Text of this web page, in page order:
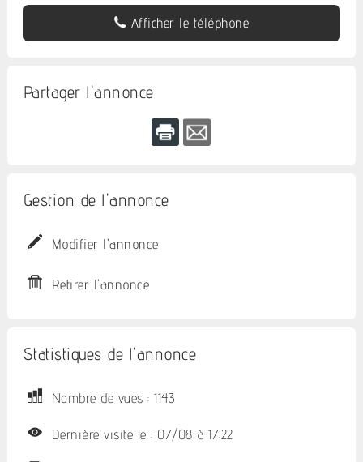
Afficher le téléphone
Partager l'annonce
Gestion de l'annonce
Modifier l'annonce
Retirer l'annonce
Statistiques de l'annonce
Nombre de vues : 1143
Dernière visite le : 07/08 à 17:22